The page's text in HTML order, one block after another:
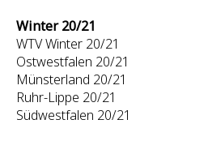
Winter 20/21
WTV Winter 20/21
Ostwestfalen 20/21
Münsterland 20/21
Ruhr-Lippe 20/21
Südwestfalen 20/21